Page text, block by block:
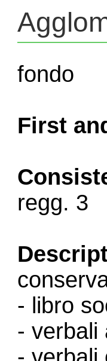
fondo
First
regg. 3
- libro
- verbali